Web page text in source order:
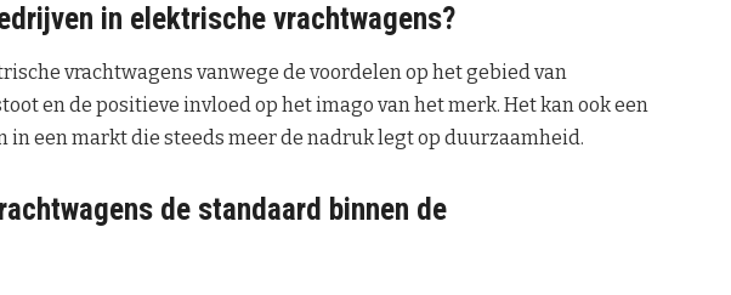
in elektrische vrachtwagens?
vrachtwagens vanwege de voordelen op het gebied van
en de positieve invloed op het imago van het merk. Het kan ook een
een markt die steeds meer de nadruk legt op duurzaamheid.
de standaard binnen de